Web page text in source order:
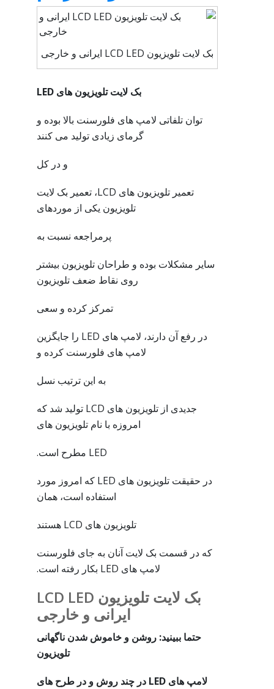
بک لایت تلویزیون LCD LED ایرانی و خارجی
بک لایت تلویزیون های LED
توان تلفاتی لامپ های فلورسنت بالا بوده و
گرمای زیادی تولید می کنند
و در کل
تعمیر تلویزیون های LCD، تعمیر بک لایت
تلویزیون یکی از موردهای
پرمراجعه نسبت به
سایر مشکلات بوده و طراحان تلویزیون بیشتر
روی نقاط ضعف تلویزیون
تمرکز کرده و سعی
در رفع آن دارند، لامپ های LED را جایگزین
لامپ های فلورسنت کرده و
به این ترتیب نسل
جدیدی از تلویزیون های LCD تولید شد که
امروزه با نام تلویزیون های
LED مطرح است.
در حقیقت تلویزیون های LED که امروز مورد
استفاده است، همان
تلویزیون های LCD هستند
که در قسمت بک لایت آنان به جای فلورسنت
لامپ های LED بکار رفته است.
بک لایت تلویزیون LCD LED
ایرانی و خارجی
حتما ببینید: روشن و خاموش شدن ناگهانی
تلویزیون
لامپ های LED در چند روش و در طرح های